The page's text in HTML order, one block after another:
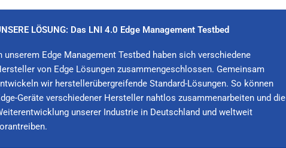
LÖSUNG: Das LNI 4.0 Edge Management Testbed
unserem Edge Management Testbed haben sich verschiedene
von Edge Lösungen zusammengeschlossen. Gemeinsam
wir herstellerübergreifende Standard-Lösungen. So können
Geräte verschiedener Hersteller nahtlos zusammenarbeiten und die
unserer Industrie in Deutschland und weltweit